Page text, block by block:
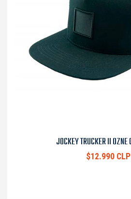
JOCKEY TRUCKER II
$12.990 CLP